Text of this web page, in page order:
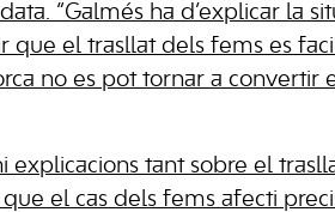
“Galmés ha d’explicar la
que el trasllat dels fems es
no es pot tornar a convertir
explicacions tant sobre el
el cas dels fems afecti